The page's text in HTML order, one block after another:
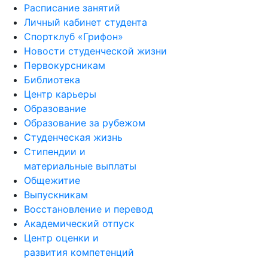
Расписание занятий
Личный кабинет студента
Спортклуб «Грифон»
Новости студенческой жизни
Первокурсникам
Библиотека
Центр карьеры
Образование
Образование за рубежом
Студенческая жизнь
Стипендии и
материальные выплаты
Общежитие
Выпускникам
Восстановление и перевод
Академический отпуск
Центр оценки и
развития компетенций